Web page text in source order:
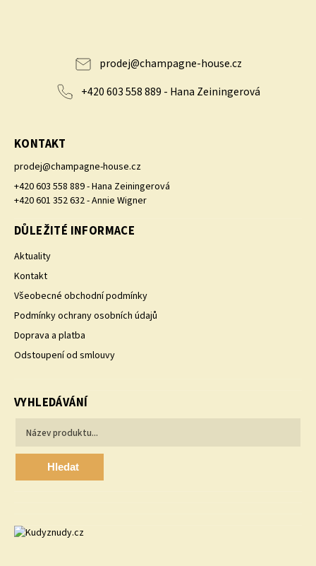
prodej@champagne-house.cz
+420 603 558 889 - Hana Zeiningerová
KONTAKT
prodej@champagne-house.cz
+420 603 558 889 - Hana Zeiningerová
+420 601 352 632 - Annie Wigner
DŮLEŽITÉ INFORMACE
Aktuality
Kontakt
Všeobecné obchodní podmínky
Podmínky ochrany osobních údajů
Doprava a platba
Odstoupení od smlouvy
VYHLEDÁVÁNÍ
Hledat